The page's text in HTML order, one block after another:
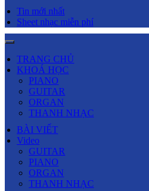
Tin mới nhất
Sheet nhạc miễn phí
TRANG CHỦ
KHOÁ HỌC
PIANO
GUITAR
ORGAN
THANH NHẠC
BÀI VIẾT
Video
GUITAR
PIANO
ORGAN
THANH NHẠC